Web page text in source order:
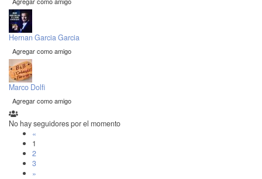
Hernan Garcia Garcia
Agregar como amigo
Marco Dolfi
Agregar como amigo
No hay seguidores por el momento
«
1
2
3
»